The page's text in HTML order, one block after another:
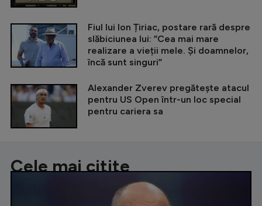
Fiul lui Ion Țiriac, postare rară despre
slăbiciunea lui: ”Cea mai mare
realizare a vieții mele. Și doamnelor,
încă sunt singuri”
Alexander Zverev pregătește atacul
pentru US Open într-un loc special
pentru cariera sa
Cele mai citite